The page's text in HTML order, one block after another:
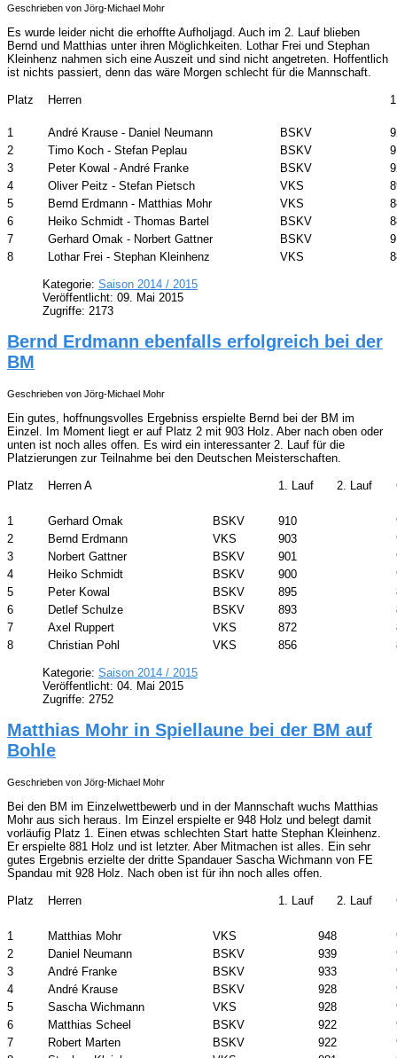
Geschrieben von Jörg-Michael Mohr
Es wurde leider nicht die erhoffte Aufholjagd. Auch im 2. Lauf blieben
Bernd und Matthias unter ihren Möglichkeiten. Lothar Frei und Stephan
Kleinhenz nahmen sich eine Auszeit und sind nicht angetreten. Hoffentlich
ist nichts passiert, denn das wäre Morgen schlecht für die Mannschaft.
Platz Herren
1 André Krause - Daniel Neumann BSKV
2
Timo Koch - Stefan Peplau BSKV
3
Peter Kowal - André Franke BSKV
4
Oliver Peitz - Stefan Pietsch VKS
5
Bernd Erdmann - Matthias Mohr VKS
6
Heiko Schmidt - Thomas Bartel BSKV
7
Gerhard Omak - Norbert Gattner BSKV
8
Lothar Frei - Stephan Kleinhenz VKS
Kategorie: Saison 2014 / 2015
Veröffentlicht: 09. Mai 2015
Zugriffe: 2173
Bernd Erdmann ebenfalls erfolgreich bei der
BM
Geschrieben von Jörg-Michael Mohr
Ein gutes, hoffnungsvolles Ergebniss erspielte Bernd bei der BM im
Einzel. Im Moment liegt er auf Platz 2 mit 903 Holz. Aber nach oben oder
unten ist noch alles offen. Es wird ein interessanter 2. Lauf für die
Platzierungen zur Teilnahme bei den Deutschen Meisterschaften.
Platz Herren A 1. Lauf 2. Lauf
1 Gerhard Omak BSKV 910
2
Bernd Erdmann VKS 903
3
Norbert Gattner BSKV 901
4
Heiko Schmidt BSKV 900
5
Peter Kowal BSKV 895
6
Detlef Schulze BSKV 893
7
Axel Ruppert VKS 872
8
Christian Pohl VKS 856
Kategorie: Saison 2014 / 2015
Veröffentlicht: 04. Mai 2015
Zugriffe: 2752
Matthias Mohr in Spiellaune bei der BM auf
Bohle
Geschrieben von Jörg-Michael Mohr
Bei den BM im Einzelwettbewerb und in der Mannschaft wuchs Matthias
Mohr aus sich heraus. Im Einzel erspielte er 948 Holz und belegt damit
vorläufig Platz 1. Einen etwas schlechten Start hatte Stephan Kleinhenz.
Er erspielte 881 Holz und ist letzter. Aber Mitmachen ist alles. Ein sehr
gutes Ergebnis erzielte der dritte Spandauer Sascha Wichmann von FE
Spandau mit 928 Holz. Nach oben ist für ihn noch alles offen.
Platz Herren 1. Lauf 2. Lauf
1 Matthias Mohr VKS 948
2
Daniel Neumann BSKV 939
3
André Franke BSKV 933
4
André Krause BSKV 928
5
Sascha Wichmann VKS 928
6
Matthias Scheel BSKV 922
7
Robert Marten BSKV 922